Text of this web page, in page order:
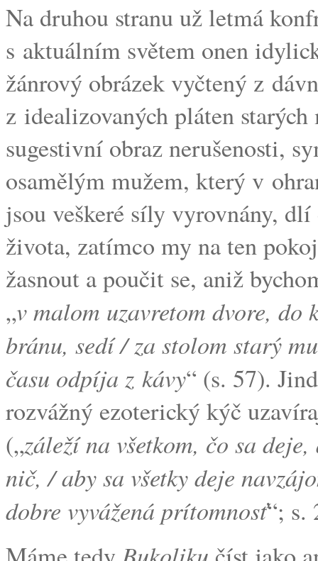
Na druhou stranu už letmá
s aktuálním světem onen
žánrový obrázek vyčtený z
z idealizovaných pláten
sugestivní obraz nerušenosti,
osamělým mužem, který v
jsou veškeré síly vyrovnány,
života, zatímco my na ten
žasnout a poučit se, aniž
„v malom uzavretom dvore, do
bránu, sedí / za stolom starý
času odpíja z kávy“ (s. 57).
rozvážný ezoterický kýč
(„záleží na všetkom, čo sa
nič, / aby sa všetky deje
dobre vyvážená prítomnosť“; s.